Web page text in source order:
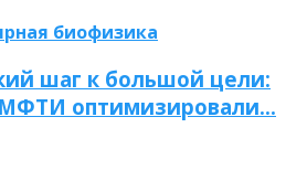
биофизика
шаг к большой цели:
оптимизировали…